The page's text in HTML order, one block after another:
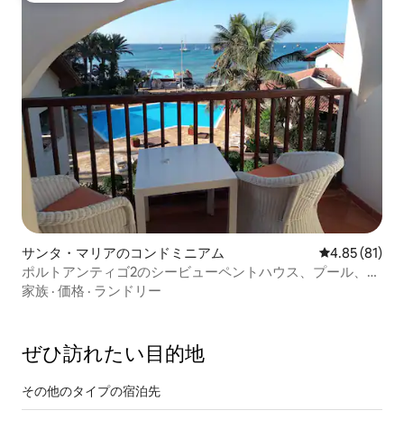
サンタ・マリアのコンドミニアム レビュー81
4.85 (81)
ポルトアンティゴ2のシービューペントハウス、プール、
Wi - Fi
家族 · 価格 · ランドリー
ぜひ訪⁠れ⁠た⁠い目⁠的⁠地
その他のタ⁠イ⁠プ⁠の宿⁠泊⁠先